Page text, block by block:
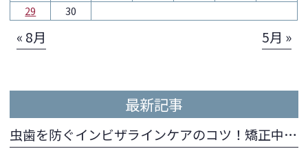
29
30
« 8月 5月 »
最新記事
虫歯を防ぐインビザラインケアのコツ！矯正中でも安心な口内ケア方法